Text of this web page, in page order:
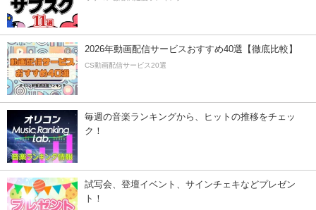
2026年動画配信サービスおすすめ40選【徹底比較】
CS動画配信サービス20選
毎週の音楽ランキングから、ヒットの推移をチェッ
ク！
試写会、登壇イベント、サインチェキなどプレゼン
ト！